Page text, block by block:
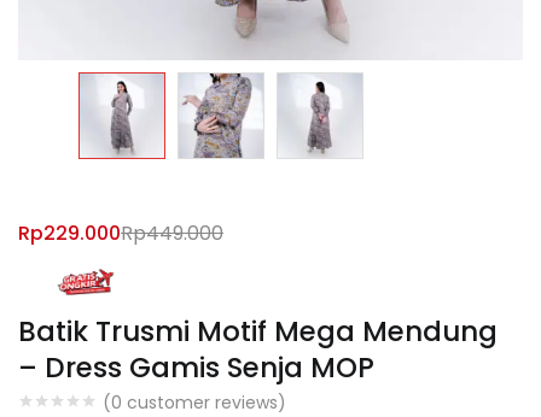
Batik Trusmi Motif Mega Mendung
– Dress Gamis Senja MOP
(0 customer reviews)
Rp229.000Rp449.000